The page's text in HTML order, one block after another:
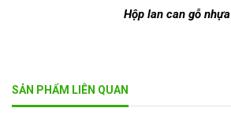
Hộp lan can gỗ nhựa
SẢN PHẨM LIÊN QUAN